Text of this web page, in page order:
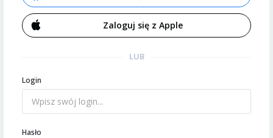
Zaloguj się z Apple
LUB
Login
Hasło